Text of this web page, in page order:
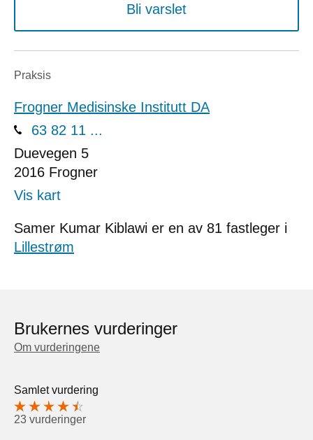
Bli varslet
Praksis
Frogner Medisinske Institutt DA
63 82 11 ...
Duevegen 5
2016 Frogner
Vis kart
Samer Kumar Kiblawi er en av 81 fastleger i
Lillestrøm
Brukernes vurderinger
Om vurderingene
Samlet vurdering
23 vurderinger